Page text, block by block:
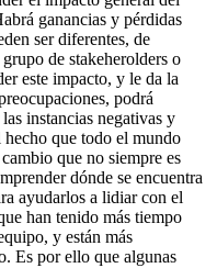
ganancias y pérdidas
ser diferentes, de
de stakeherolders o
este impacto, y le da la
podrá
instancias negativas y
que todo el mundo
que no siempre es
dónde se encuentra
ayudarlos a lidiar con el
han tenido más tiempo
y están más
Es por ello que algunas